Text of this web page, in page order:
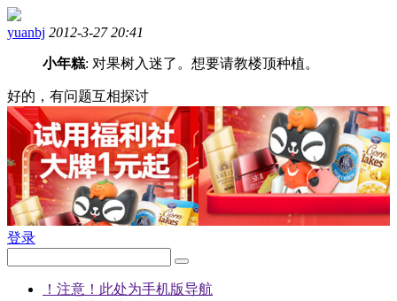
yuanbj 2012-3-27 20:41
小年糕: 对果树入迷了。想要请教楼顶种植。
好的，有问题互相探讨
登录
！注意！此处为手机版导航